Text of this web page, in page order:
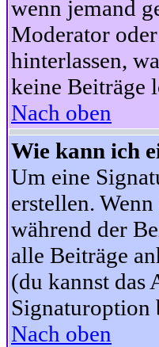
wenn jemand
Moderator
hinterlassen,
keine Beiträge
Nach oben
Wie kann ich
Um eine
erstellen.
während der
alle Beiträge
(du kannst das
Signaturoption
Nach oben